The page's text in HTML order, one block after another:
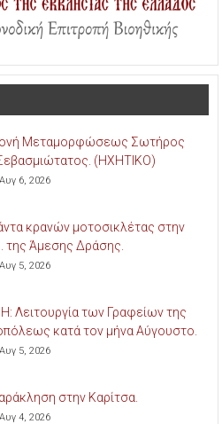
Μεταμορφώσεως Σωτήρος
(ΗΧΗΤΙΚΟ)
6, 2026
κρανών μοτοσικλέτας στην
της Άμεσης Δράσης.
5, 2026
Λειτουργία των Γραφείων της
κατά τον μήνα Αύγουστο.
5, 2026
στην Καρίτσα.
4, 2026